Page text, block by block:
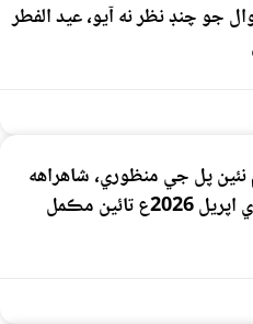
جو چنڊ نظر نه آيو، عيد الفطر
پل جي منظوري، شاهراهه
ڀٽو ايڪسپريس وي اپريل 2026ع تائين مڪمل